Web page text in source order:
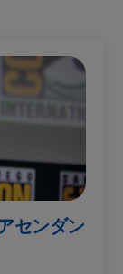
センダン